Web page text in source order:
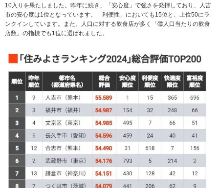
10入りを果たしました。昨年に続き、「安心度」で強さを発揮しており、人吉
市の安心度は1位となっています。「利便性」においても15位と、上位50にラ
ンクインしています。また、人口に対する飲食店が多く「⑩人口当たりの飲食
店数」の指標でも1位に選ばれました。